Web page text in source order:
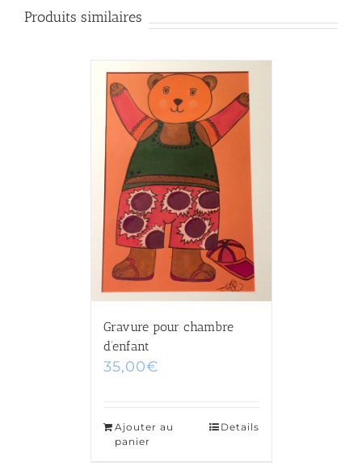
Produits similaires
Gravure pour chambre
d’enfant
35,00€
Ajouter au
panier
Details